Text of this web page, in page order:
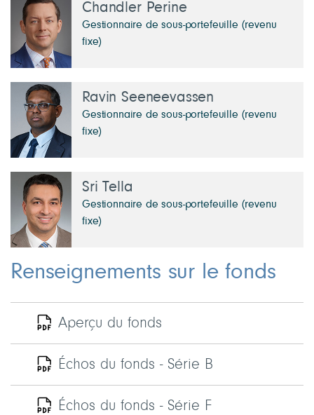
Chandler Perine
Gestionnaire de sous-portefeuille (revenu
fixe)
Ravin Seeneevassen
Gestionnaire de sous-portefeuille (revenu
fixe)
Sri Tella
Gestionnaire de sous-portefeuille (revenu
fixe)
Renseignements sur le fonds
Aperçu du fonds
Échos du fonds - Série B
Échos du fonds - Série F